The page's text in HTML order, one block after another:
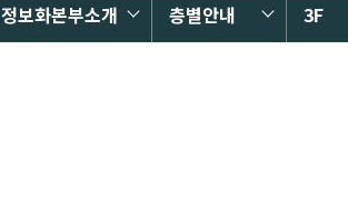
정보화본부소개 층별안내 3F